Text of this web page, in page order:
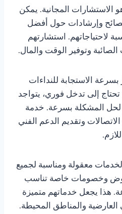
الاستشارات المجانية. يمكن
وإرشادات حول أفضل
لاحتياجاتهم. استشارتهم
وتوفير الوقت والمال.
الاستجابة للنداءات
إلى تدخل فوري، يتواجد
المشكلة بسرعة. خدمة
وتقديم الدعم الفني
معقولة ومناسبة لجميع
وخصومات خاصة تناسب
هذا يجعل خدماتهم متميزة
والمناطق المحيطة.